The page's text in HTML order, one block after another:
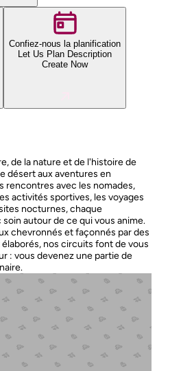
Confiez-nous la planification
Let Us Plan Description
Create Now
de la nature et de l'histoire de
désert aux aventures en
rencontres avec les nomades,
activités sportives, les voyages
nocturnes, chaque
autour de ce qui vous anime.
chevronnés et façonnés par des
nos circuits font de vous
: vous devenez une partie de